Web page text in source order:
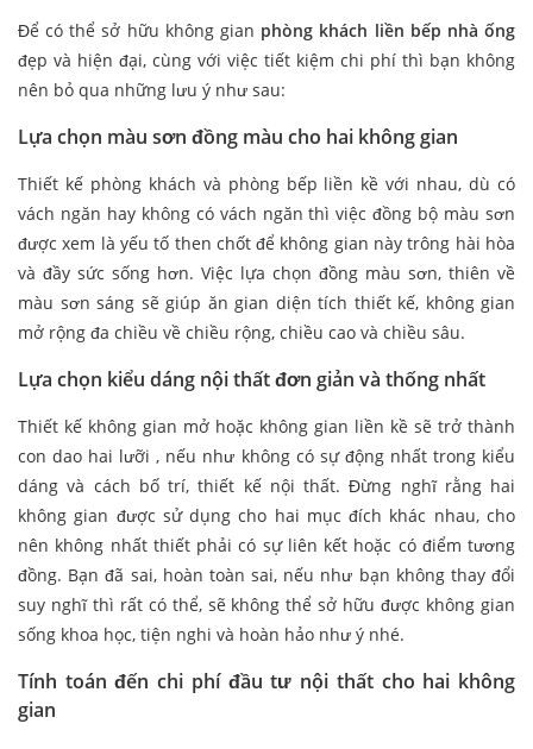
Để có thể sở hữu không gian phòng khách liền bếp nhà ống
đẹp và hiện đại, cùng với việc tiết kiệm chi phí thì bạn không
nên bỏ qua những lưu ý như sau:
Lựa chọn màu sơn đồng màu cho hai không gian
Thiết kế phòng khách và phòng bếp liền kề với nhau, dù có
vách ngăn hay không có vách ngăn thì việc đồng bộ màu sơn
được xem là yếu tố then chốt để không gian này trông hài hòa
và đầy sức sống hơn. Việc lựa chọn đồng màu sơn, thiên về
màu sơn sáng sẽ giúp ăn gian diện tích thiết kế, không gian
mở rộng đa chiều về chiều rộng, chiều cao và chiều sâu.
Lựa chọn kiểu dáng nội thất đơn giản và thống nhất
Thiết kế không gian mở hoặc không gian liền kề sẽ trở thành
con dao hai lưỡi , nếu như không có sự động nhất trong kiểu
dáng và cách bố trí, thiết kế nội thất. Đừng nghĩ rằng hai
không gian được sử dụng cho hai mục đích khác nhau, cho
nên không nhất thiết phải có sự liên kết hoặc có điểm tương
đồng. Bạn đã sai, hoàn toàn sai, nếu như bạn không thay đổi
suy nghĩ thì rất có thể, sẽ không thể sở hữu được không gian
sống khoa học, tiện nghi và hoàn hảo như ý nhé.
Tính toán đến chi phí đầu tư nội thất cho hai không
gian